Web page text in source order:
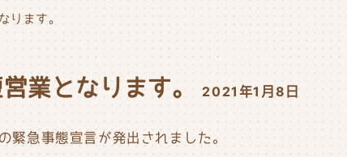
ます。
業となります。 2021年1月8日
急事態宣言が発出されました。